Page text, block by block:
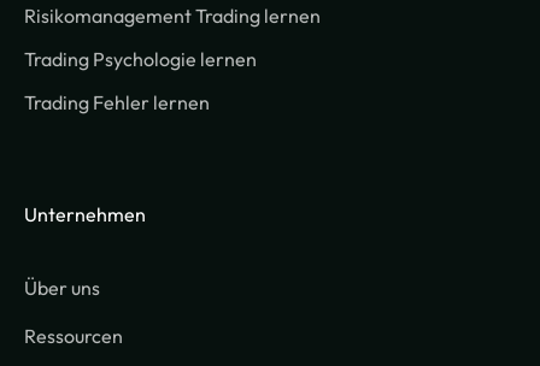
Risikomanagement Trading lernen
Trading Psychologie lernen
Trading Fehler lernen
Unternehmen
Über uns
Ressourcen